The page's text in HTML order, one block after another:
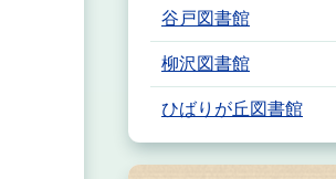
谷戸図書館
柳沢図書館
ひばりが丘図書館